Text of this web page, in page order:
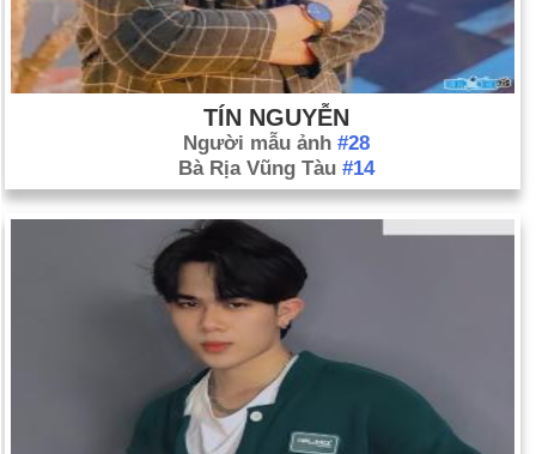
TÍN NGUYỄN
Người mẫu ảnh #28
Bà Rịa Vũng Tàu #14